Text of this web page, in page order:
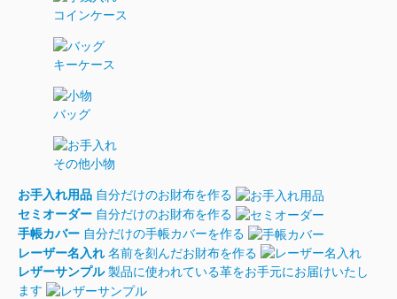
コインケース
キーケース
バッグ
その他小物
お手入れ用品 自分だけのお財布を作る
セミオーダー 自分だけのお財布を作る
手帳カバー 自分だけの手帳カバーを作る
レーザー名入れ 名前を刻んだお財布を作る
レザーサンプル製品に使われている革をお手元にお届けいたし
ます